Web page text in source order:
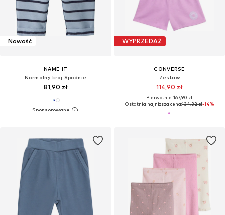
Nowość
NAME IT
Normalny krój Spodnie
81,90 zł
WYPRZEDAŻ
CONVERSE
Zestaw
114,90 zł
Pierwotnie: 167,90 zł
Ostatnia najniższa cena:134,32 zł-14%